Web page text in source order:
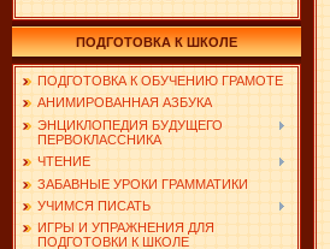
ПОДГОТОВКА К ШКОЛЕ
ПОДГОТОВКА К ОБУЧЕНИЮ ГРАМОТЕ
АНИМИРОВАННАЯ АЗБУКА
ЭНЦИКЛОПЕДИЯ БУДУЩЕГО
ПЕРВОКЛАССНИКА
ЧТЕНИЕ
ЗАБАВНЫЕ УРОКИ ГРАММАТИКИ
УЧИМСЯ ПИСАТЬ
ИГРЫ И УПРАЖНЕНИЯ ДЛЯ
ПОДГОТОВКИ К ШКОЛЕ